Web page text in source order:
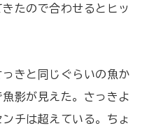
たので合わせるとヒッ
きと同じぐらいの魚か
影が見えた。さっきよ
チは超えている。ちょ